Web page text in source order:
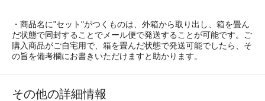
・商品名に"セット"がつくものは、外箱から取り出し、箱を畳ん
だ状態で同封することでメール便で発送することが可能です。ご
購入商品がご自宅用で、箱を畳んだ状態で発送可能でしたら、そ
の旨を備考欄にお書きいただけますと助かります。
その他の詳細情報